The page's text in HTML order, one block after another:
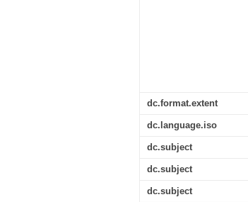
dc.format.extent
dc.language.iso
dc.subject
dc.subject
dc.subject